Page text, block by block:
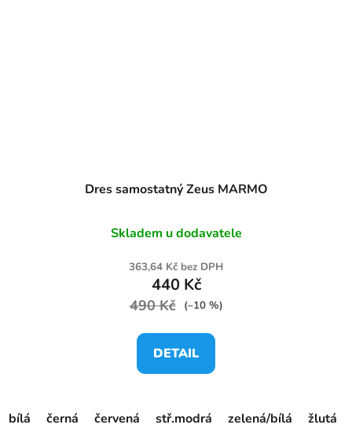
Dres samostatný Zeus MARMO
Skladem u dodavatele
363,64 Kč bez DPH
440 Kč
490 Kč (–10 %)
DETAIL
bílá černá červená stř.modrá zelená/bílá žlutá